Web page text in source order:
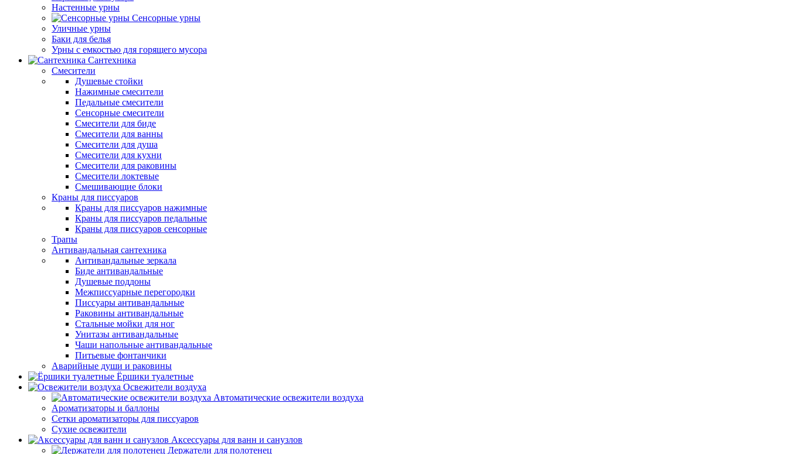
Настенные урны
Сенсорные урны
Уличные урны
Баки для белья
Урны с емкостью для горящего мусора
Сантехника
Смесители
Душевые стойки
Нажимные смесители
Педальные смесители
Сенсорные смесители
Смесители для биде
Смесители для ванны
Смесители для душа
Смесители для кухни
Смесители для раковины
Смесители локтевые
Смешивающие блоки
Краны для писсуаров
Краны для писсуаров нажимные
Краны для писсуаров педальные
Краны для писсуаров сенсорные
Трапы
Антивандальная сантехника
Антивандальные зеркала
Биде антивандальные
Душевые поддоны
Межписсуарные перегородки
Писсуары антивандальные
Раковины антивандальные
Стальные мойки для ног
Унитазы антивандальные
Чаши напольные антивандальные
Питьевые фонтанчики
Аварийные души и раковины
Ёршики туалетные
Освежители воздуха
Автоматические освежители воздуха
Ароматизаторы и баллоны
Сетки ароматизаторы для писсуаров
Сухие освежители
Аксессуары для ванн и санузлов
Держатели для полотенец